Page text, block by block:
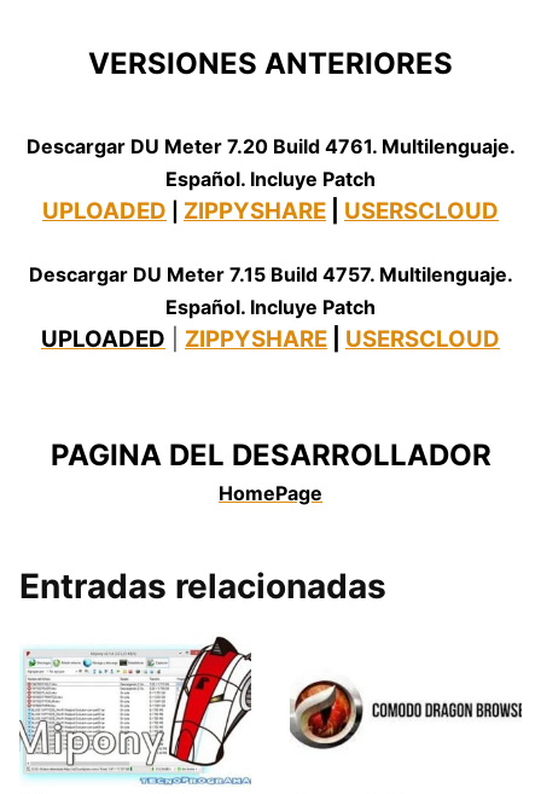
VERSIONES ANTERIORES
Descargar DU Meter 7.20 Build 4761. Multilenguaje.
Español. Incluye Patch
UPLOADED ZIPPYSHARE USERSCLOUD
Descargar DU Meter 7.15 Build 4757. Multilenguaje.
Español. Incluye Patch
UPLOADED ZIPPYSHARE USERSCLOUD
PAGINA DEL DESARROLLADOR
HomePage
Entradas relacionadas